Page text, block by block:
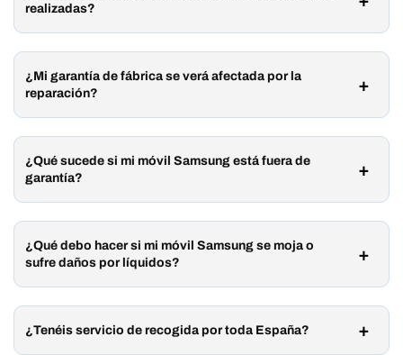
realizadas?
¿Mi garantía de fábrica se verá afectada por la
reparación?
¿Qué sucede si mi móvil Samsung está fuera de
garantía?
¿Qué debo hacer si mi móvil Samsung se moja o
sufre daños por líquidos?
¿Tenéis servicio de recogida por toda España?